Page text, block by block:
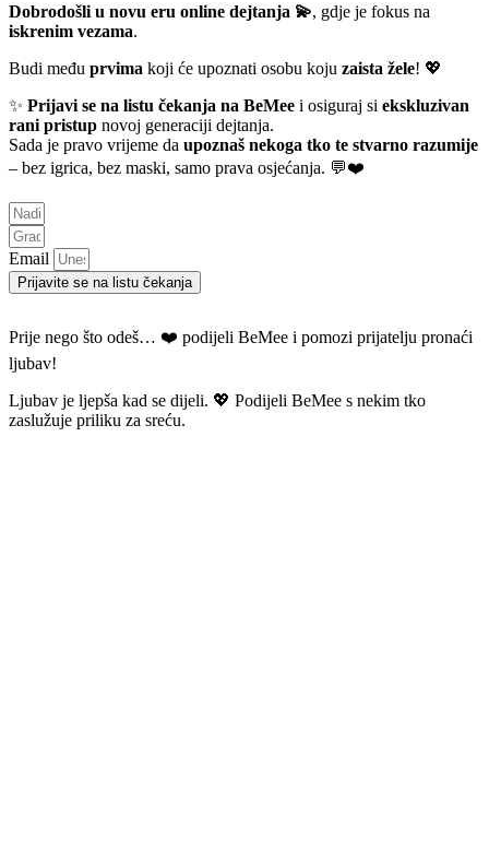
Dobrodošli u novu eru online dejtanja 💫, gdje je fokus na
iskrenim vezama.
Budi među prvima koji će upoznati osobu koju zaista žele! 💖
✨ Prijavi se na listu čekanja na BeMee i osiguraj si ekskluzivan
rani pristup novoj generaciji dejtanja.
Sada je pravo vrijeme da upoznaš nekoga tko te stvarno razumije
– bez igrica, bez maski, samo prava osjećanja. 💬❤️
Email
Prijavite se na listu čekanja
Prije nego što odeš… ❤️ podijeli BeMee i pomozi prijatelju pronaći
ljubav!
Ljubav je ljepša kad se dijeli. 💖 Podijeli BeMee s nekim tko
zaslužuje priliku za sreću.